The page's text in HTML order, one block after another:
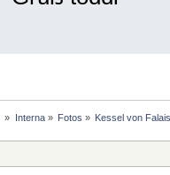
» Interna» Fotos » Kessel von